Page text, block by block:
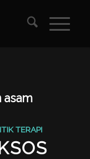
TERAPI